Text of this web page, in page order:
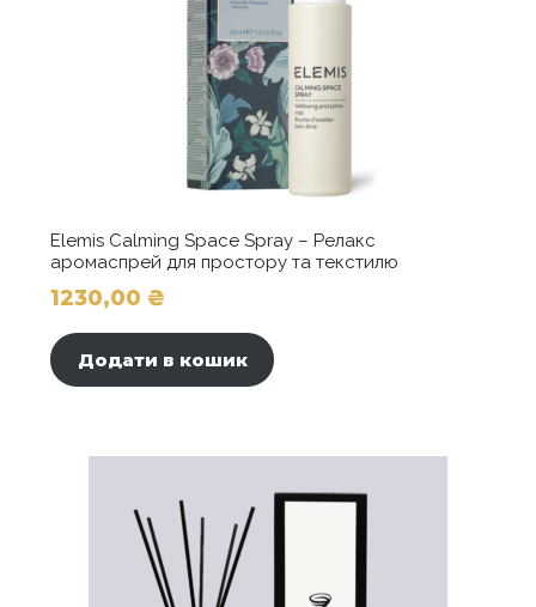
Elemis Calming Space Spray – Релакс
аромаспрей для простору та текстилю
1230,00 ₴
Додати в кошик